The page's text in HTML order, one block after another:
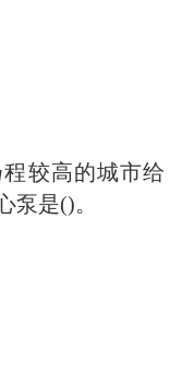
较高的城市给
泵是()。